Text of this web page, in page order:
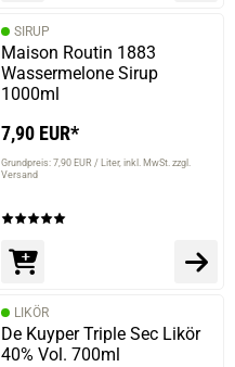
SIRUP
Maison Routin 1883
Wassermelone Sirup
1000ml
7,90 EUR*
Grundpreis: 7,90 EUR / Liter inkl. MwSt. zzgl.
Versand
LIKÖR
De Kuyper Triple Sec Likör
40% Vol. 700ml